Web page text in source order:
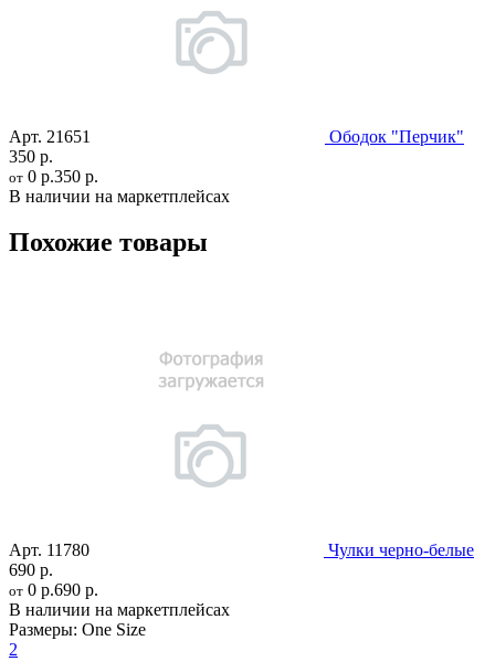
Арт. 21651
Ободок "Перчик"
350 р.
от 0 р.350 р.
В наличии на маркетплейсах
Похожие товары
Арт. 11780
Чулки черно-белые
690 р.
от 0 р.690 р.
В наличии на маркетплейсах
Размеры: One Size
2